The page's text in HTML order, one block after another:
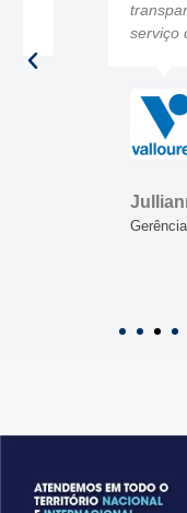
transparência.
serviço de
Jullianne S.
Gerência